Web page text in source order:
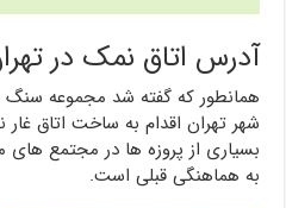
آدرس اتاق نمک در
همانطور که گفته شد مجموعه سنگ
شهر تهران اقدام به ساخت اتاق
بسیاری از پروزه ها در مجتمع
به هماهنگی قبلی است.